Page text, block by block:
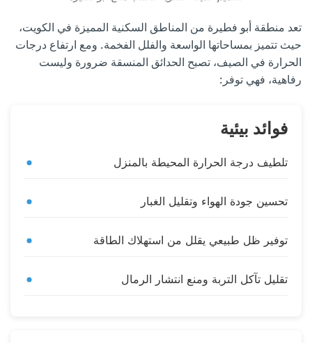
تعد منطقة أبو فطيرة من المناطق السكنية المميزة في الكويت،
حيث تتميز بمساحاتها الواسعة والفلل الفخمة. ومع ارتفاع درجات
الحرارة في الصيف، تصبح الحدائق المنسقة ضرورة وليست
رفاهية، فهي توفر:
فوائد بيئية
تلطيف درجة الحرارة المحيطة بالمنزل
تحسين جودة الهواء وتقليل الغبار
توفير ظل طبيعي يقلل من استهلاك الطاقة
تقليل تآكل التربة ومنع انتشار الرمال